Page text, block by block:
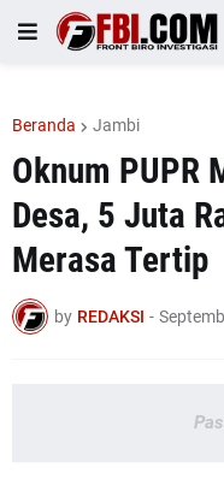
Beranda Jambi
Oknum PUPR
Desa, 5 Juta
Merasa Tertip
by REDAKSI -